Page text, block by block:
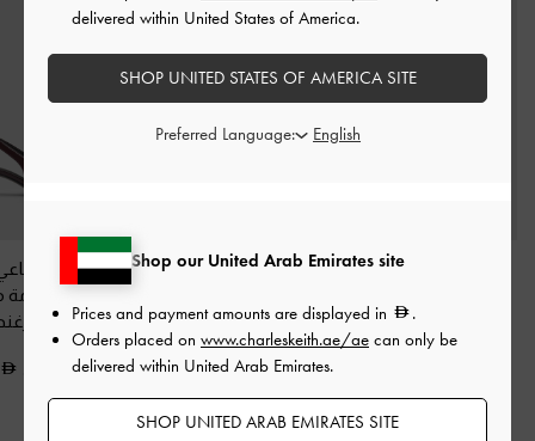
حذاء ماري جين بكعب
برغندي
حذاء ميول بكعب وجلد
برغندي
350.00
كعب جلد صناعي
خلفي ومقدمة
مدببة
350.00
Shop our United Arab Emirates site
Prices and payment amounts are displayed in
.
Orders placed on www.charleskeith.ae/ae can only be
delivered within United Arab Emirates.
SHOP UNITED ARAB EMIRATES SITE
delivered within United States of America.
SHOP UNITED STATES OF AMERICA SITE
Preferred Language: